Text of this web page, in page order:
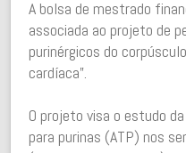
A bolsa de mestrado
associada ao projeto de
purinérgicos do
cardíaca”.
O projeto visa o estudo
para purinas (ATP) nos